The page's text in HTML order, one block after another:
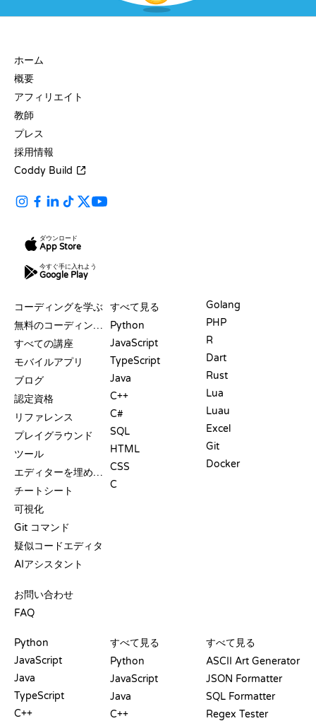
ホーム
概要
アフィリエイト
教師
プレス
採用情報
Coddy Build
ダウンロード
App Store
今すぐ手に入れよう
Google Play
コーディングを学ぶ
無料のコーディングサイト
すべての講座
モバイルアプリ
ブログ
認定資格
リファレンス
プレイグラウンド
ツール
エディターを埋め込む
チートシート
可視化
Git コマンド
疑似コードエディタ
AIアシスタント
お問い合わせ
FAQ
すべて見る
Python
JavaScript
TypeScript
Java
C++
C#
SQL
HTML
CSS
C
Golang
PHP
R
Dart
Rust
Lua
Luau
Excel
Git
Docker
Python
JavaScript
Java
TypeScript
C++
すべて見る
Python
JavaScript
Java
C++
すべて見る
ASCII Art Generator
JSON Formatter
SQL Formatter
Regex Tester